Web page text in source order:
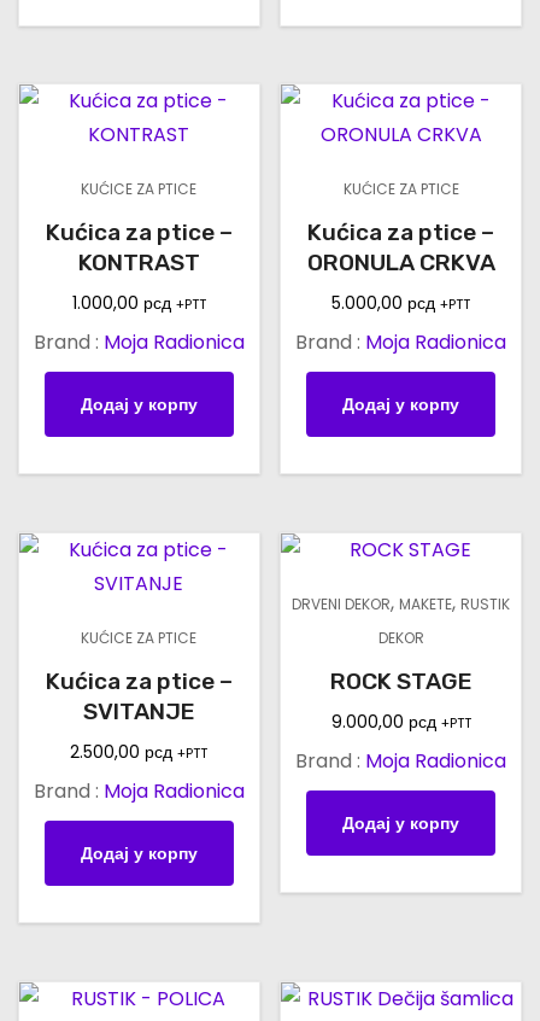
KUĆICE ZA PTICE
Kućica za ptice –
KONTRAST
1.000,00 рсд +PTT
Brand : Moja Radionica
Додај у корпу
KUĆICE ZA PTICE
Kućica za ptice –
ORONULA CRKVA
5.000,00 рсд +PTT
Brand : Moja Radionica
Додај у корпу
KUĆICE ZA PTICE
Kućica za ptice –
SVITANJE
2.500,00 рсд +PTT
Brand : Moja Radionica
Додај у корпу
DRVENI DEKOR, MAKETE, RUSTIK
DEKOR
ROCK STAGE
9.000,00 рсд +PTT
Brand : Moja Radionica
Додај у корпу